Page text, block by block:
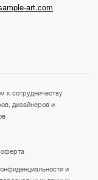
art.com
к сотрудничеству
дизайнеров и
и